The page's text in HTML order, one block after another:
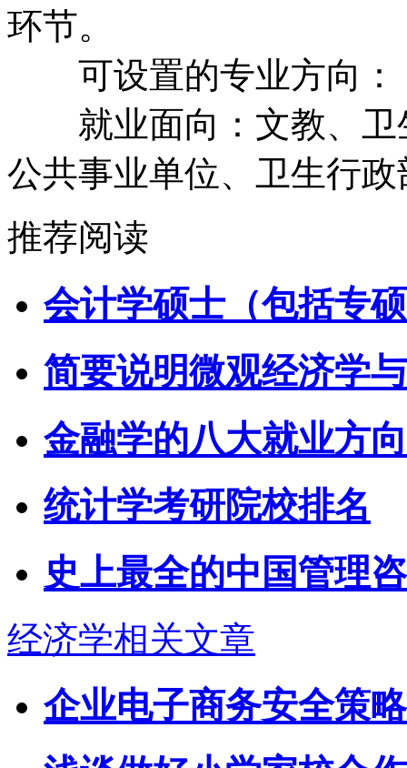
环节。
可设置的专业方向：
就业面向：文教、卫
公共事业单位、卫生行政
推荐阅读
会计学硕士（包括专
简要说明微观经济学
金融学的八大就业方
统计学考研院校排名
史上最全的中国管理
经济学相关文章
企业电子商务安全策